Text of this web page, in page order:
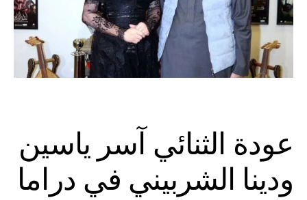
عودة الثنائي آسر ياسين
ودينا الشربيني في دراما